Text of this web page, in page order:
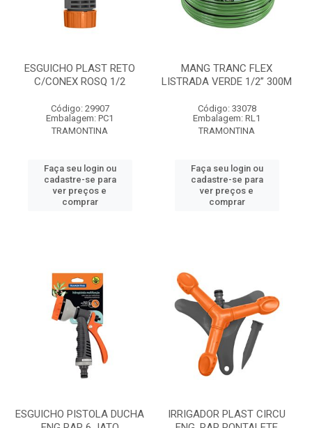
ESGUICHO PLAST RETO
C/CONEX ROSQ 1/2
Código: 29907
Embalagem: PC1
TRAMONTINA
Faça seu login ou
cadastre-se para
ver preços e
comprar
MANG TRANC FLEX
LISTRADA VERDE 1/2” 300M
Código: 33078
Embalagem: RL1
TRAMONTINA
Faça seu login ou
cadastre-se para
ver preços e
comprar
ESGUICHO PISTOLA DUCHA
IRRIGADOR PLAST CIRCU